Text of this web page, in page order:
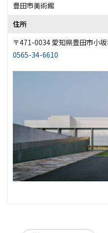
豊田市美術館
住所
〒471-0034 愛知県豊田市小
0565-34-6610